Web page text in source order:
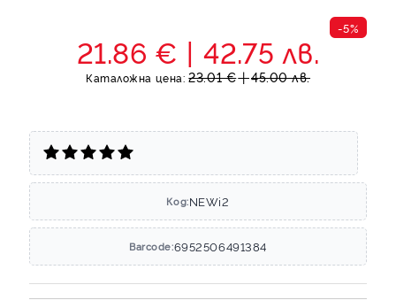
-5%
21.86 € 42.75 лв.
Каталожна цена: 23.01 € 45.00 лв.
Код:NEWi2
Barcode:6952506491384